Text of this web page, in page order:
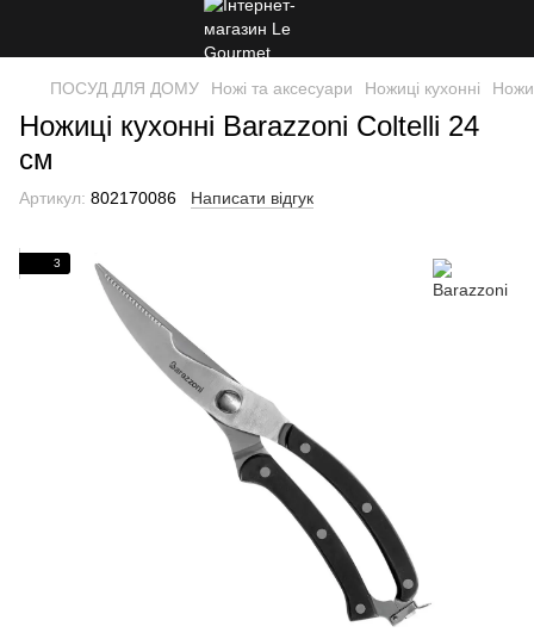
ПОСУД ДЛЯ ДОМУ Ножі та аксесуари Ножиці кухонні
Ножиці кухонні Barazzoni Сoltelli 24
см
Артикул: 802170086 Написати відгук
3